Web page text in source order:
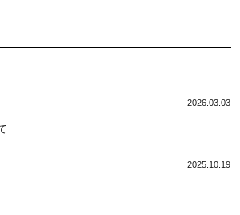
2026.03.03
2025.10.19